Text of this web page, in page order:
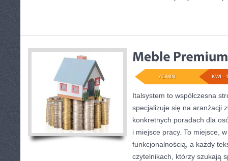
KWI -
ADMIN
Italsystem to współczesna
specjalizuje się na aranżacji
konkretnych poradach dla
i miejsce pracy. To miejsce,
funkcjonalnością, a każdy
czytelnikach, którzy szukają